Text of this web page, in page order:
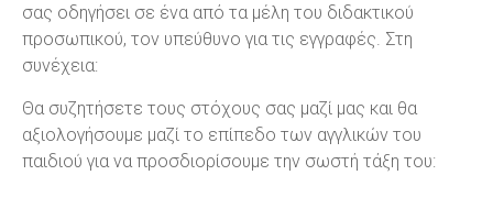
σας οδηγήσει σε ένα από τα μέλη του διδακτικού
προσωπικού, τον υπεύθυνο για τις εγγραφές. Στη
συνέχεια:
Θα συζητήσετε τους στόχους σας μαζί μας και θα
αξιολογήσουμε μαζί το επίπεδο των αγγλικών του
παιδιού για να προσδιορίσουμε την σωστή τάξη του: